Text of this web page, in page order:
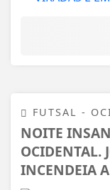
FUTSAL -
NOITE
OCIDENTAL.
INCENDEIA